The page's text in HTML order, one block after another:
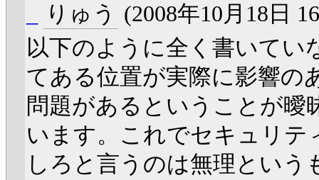
りゅう (2008年10月18日
以下のように全く書いてい
てある位置が実際に影響の
問題があるということが
います。これでセキュリテ
しろと言うのは無理とい